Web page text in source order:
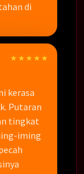
di
★★★★★
kerasa
Putaran
tingkat
iming